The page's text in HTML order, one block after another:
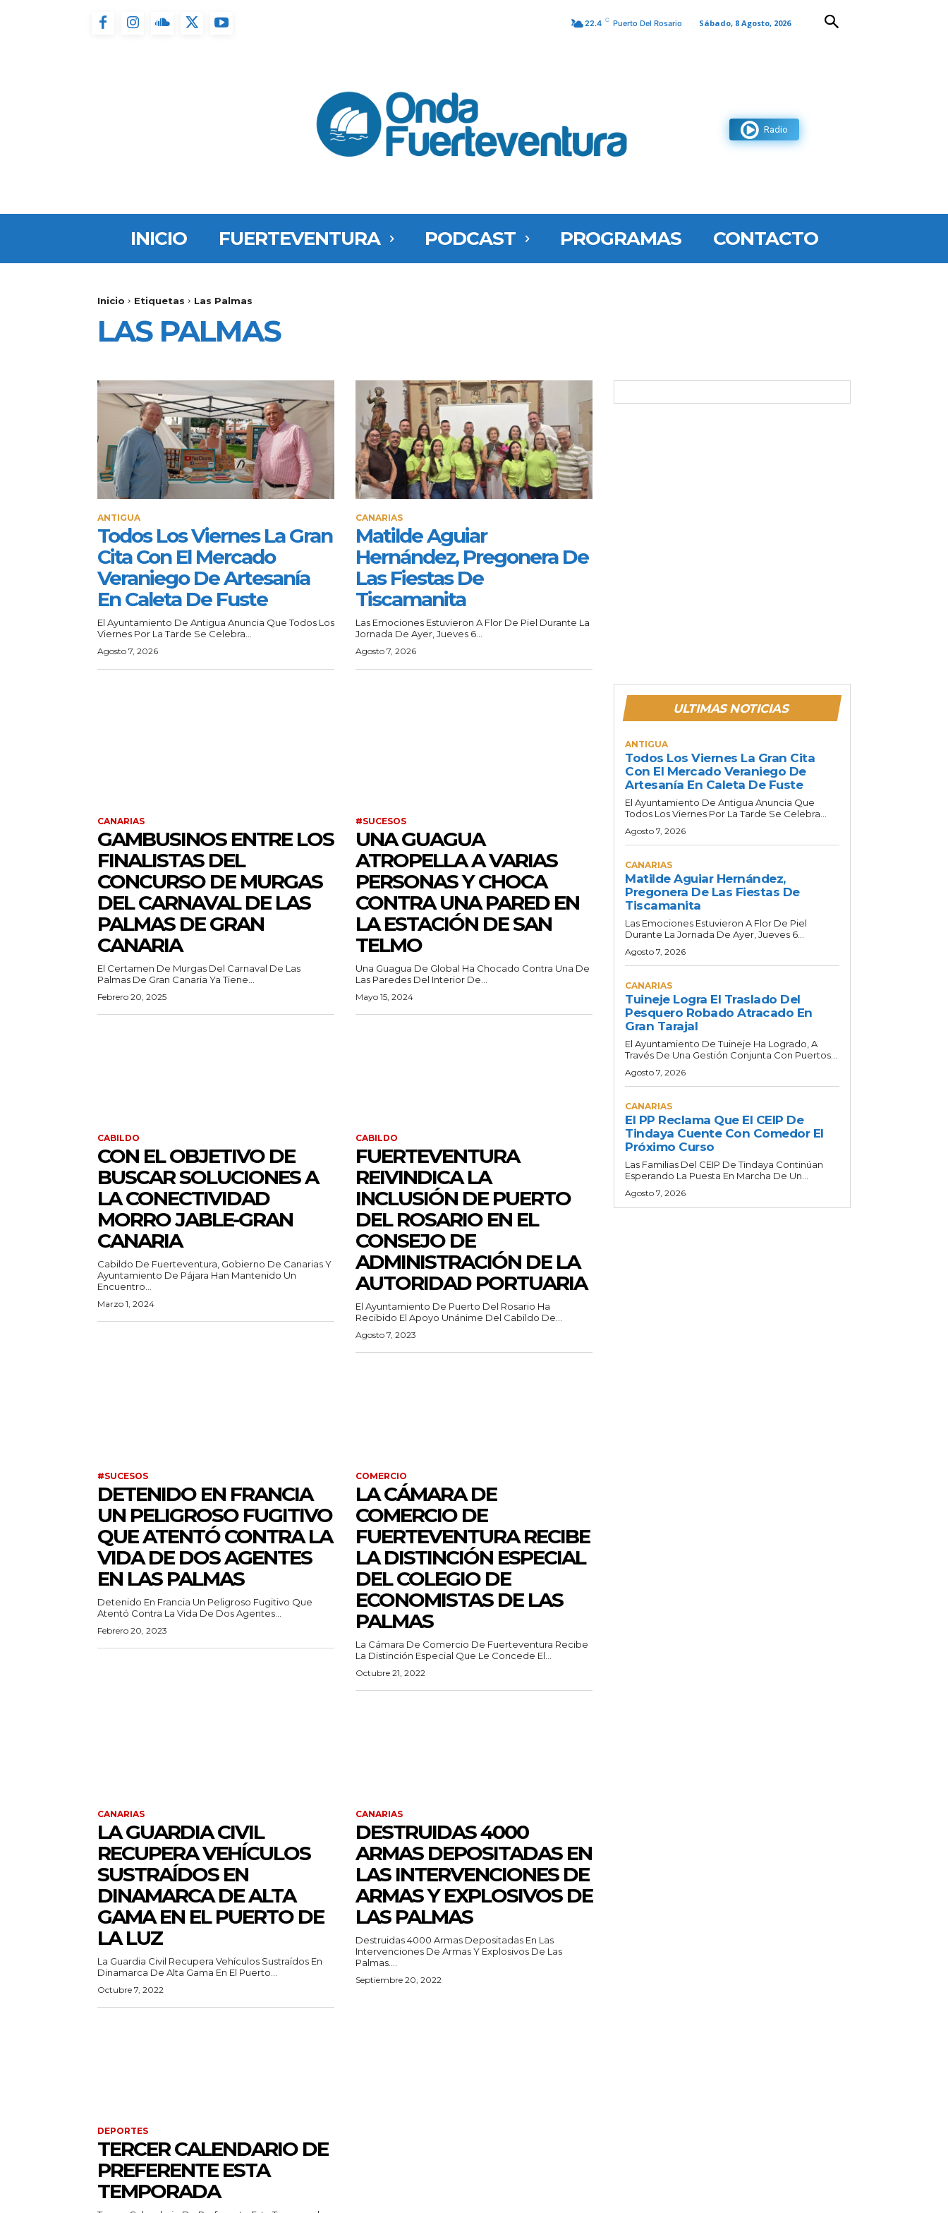
22.4 C Puerto Del Rosario Sábado, 8 Agosto, 2026
Radio
INICIO FUERTEVENTURA PODCAST PROGRAMAS CONTACTO
Inicio Etiquetas Las Palmas
LAS PALMAS
ANTIGUA
Todos Los Viernes La Gran
Cita Con El Mercado
Veraniego De Artesanía
En Caleta De Fuste
El Ayuntamiento De Antigua Anuncia Que Todos Los
Viernes Por La Tarde Se Celebra...
Agosto 7, 2026
CANARIAS
Matilde Aguiar
Hernández, Pregonera De
Las Fiestas De
Tiscamanita
Las Emociones Estuvieron A Flor De Piel Durante La
Jornada De Ayer, Jueves 6...
Agosto 7, 2026
CANARIAS
GAMBUSINOS ENTRE LOS
FINALISTAS DEL
CONCURSO DE MURGAS
DEL CARNAVAL DE LAS
PALMAS DE GRAN
CANARIA
El Certamen De Murgas Del Carnaval De Las
Palmas De Gran Canaria Ya Tiene...
Febrero 20, 2025
#SUCESOS
UNA GUAGUA
ATROPELLA A VARIAS
PERSONAS Y CHOCA
CONTRA UNA PARED EN
LA ESTACIÓN DE SAN
TELMO
Una Guagua De Global Ha Chocado Contra Una De
Las Paredes Del Interior De...
Mayo 15, 2024
CABILDO
CON EL OBJETIVO DE
BUSCAR SOLUCIONES A
LA CONECTIVIDAD
MORRO JABLE-GRAN
CANARIA
Cabildo De Fuerteventura, Gobierno De Canarias Y
Ayuntamiento De Pájara Han Mantenido Un
Encuentro...
Marzo 1, 2024
CABILDO
FUERTEVENTURA
REIVINDICA LA
INCLUSIÓN DE PUERTO
DEL ROSARIO EN EL
CONSEJO DE
ADMINISTRACIÓN DE LA
AUTORIDAD PORTUARIA
El Ayuntamiento De Puerto Del Rosario Ha
Recibido El Apoyo Unánime Del Cabildo De...
Agosto 7, 2023
#SUCESOS
DETENIDO EN FRANCIA
UN PELIGROSO FUGITIVO
QUE ATENTÓ CONTRA LA
VIDA DE DOS AGENTES
EN LAS PALMAS
Detenido En Francia Un Peligroso Fugitivo Que
Atentó Contra La Vida De Dos Agentes...
Febrero 20, 2023
COMERCIO
LA CÁMARA DE
COMERCIO DE
FUERTEVENTURA RECIBE
LA DISTINCIÓN ESPECIAL
DEL COLEGIO DE
ECONOMISTAS DE LAS
PALMAS
La Cámara De Comercio De Fuerteventura Recibe
La Distinción Especial Que Le Concede El...
Octubre 21, 2022
CANARIAS
LA GUARDIA CIVIL
RECUPERA VEHÍCULOS
SUSTRAÍDOS EN
DINAMARCA DE ALTA
GAMA EN EL PUERTO DE
LA LUZ
La Guardia Civil Recupera Vehículos Sustraídos En
Dinamarca De Alta Gama En El Puerto...
Octubre 7, 2022
CANARIAS
DESTRUIDAS 4000
ARMAS DEPOSITADAS EN
LAS INTERVENCIONES DE
ARMAS Y EXPLOSIVOS DE
LAS PALMAS
Destruidas 4000 Armas Depositadas En Las
Intervenciones De Armas Y Explosivos De Las
Palmas....
Septiembre 20, 2022
DEPORTES
TERCER CALENDARIO DE
PREFERENTE ESTA
TEMPORADA
ULTIMAS NOTICIAS
ANTIGUA
Todos Los Viernes La Gran Cita
Con El Mercado Veraniego De
Artesanía En Caleta De Fuste
El Ayuntamiento De Antigua Anuncia Que
Todos Los Viernes Por La Tarde Se Celebra...
Agosto 7, 2026
CANARIAS
Matilde Aguiar Hernández,
Pregonera De Las Fiestas De
Tiscamanita
Las Emociones Estuvieron A Flor De Piel
Durante La Jornada De Ayer, Jueves 6...
Agosto 7, 2026
CANARIAS
Tuineje Logra El Traslado Del
Pesquero Robado Atracado En
Gran Tarajal
El Ayuntamiento De Tuineje Ha Logrado, A
Través De Una Gestión Conjunta Con Puertos...
Agosto 7, 2026
CANARIAS
El PP Reclama Que El CEIP De
Tindaya Cuente Con Comedor El
Próximo Curso
Las Familias Del CEIP De Tindaya Continúan
Esperando La Puesta En Marcha De Un...
Agosto 7, 2026